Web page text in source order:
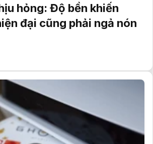
hỏng: Độ bền khiến
đại cũng phải ngả nón